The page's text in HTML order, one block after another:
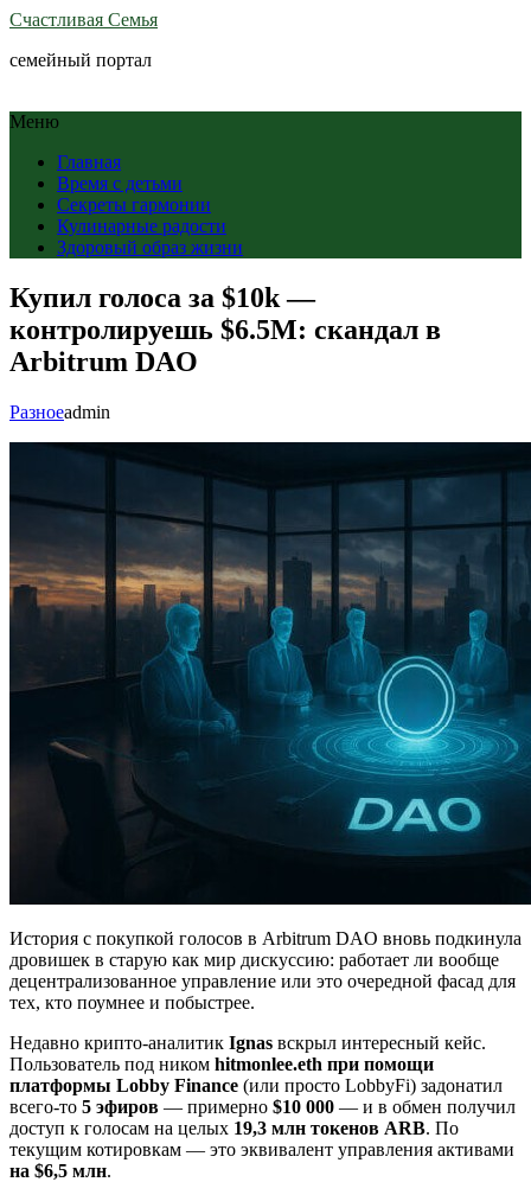
Счастливая Семья
семейный портал
Меню
Главная
Время с детьми
Секреты гармонии
Кулинарные радости
Здоровый образ жизни
Купил голоса за $10k —
контролируешь $6.5M: скандал в
Arbitrum DAO
Разноеadmin
История с покупкой голосов в Arbitrum DAO вновь подкинула
дровишек в старую как мир дискуссию: работает ли вообще
децентрализованное управление или это очередной фасад для
тех, кто поумнее и побыстрее.
Недавно крипто-аналитик Ignas вскрыл интересный кейс.
Пользователь под ником hitmonlee.eth при помощи
платформы Lobby Finance (или просто LobbyFi) задонатил
всего-то 5 эфиров — примерно $10 000 — и в обмен получил
доступ к голосам на целых 19,3 млн токенов ARB. По
текущим котировкам — это эквивалент управления активами
на $6,5 млн.